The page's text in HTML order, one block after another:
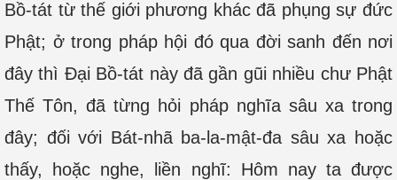
Bồ-tát từ thế giới phương khác đã phụng sự đức
Phật; ở trong pháp hội đó qua đời sanh đến nơi
đây thì Đại Bồ-tát này đã gần gũi nhiều chư Phật
Thế Tôn, đã từng hỏi pháp nghĩa sâu xa trong
đây; đối với Bát-nhã ba-la-mật-đa sâu xa hoặc
thấy, hoặc nghe, liền nghĩ: Hôm nay ta được